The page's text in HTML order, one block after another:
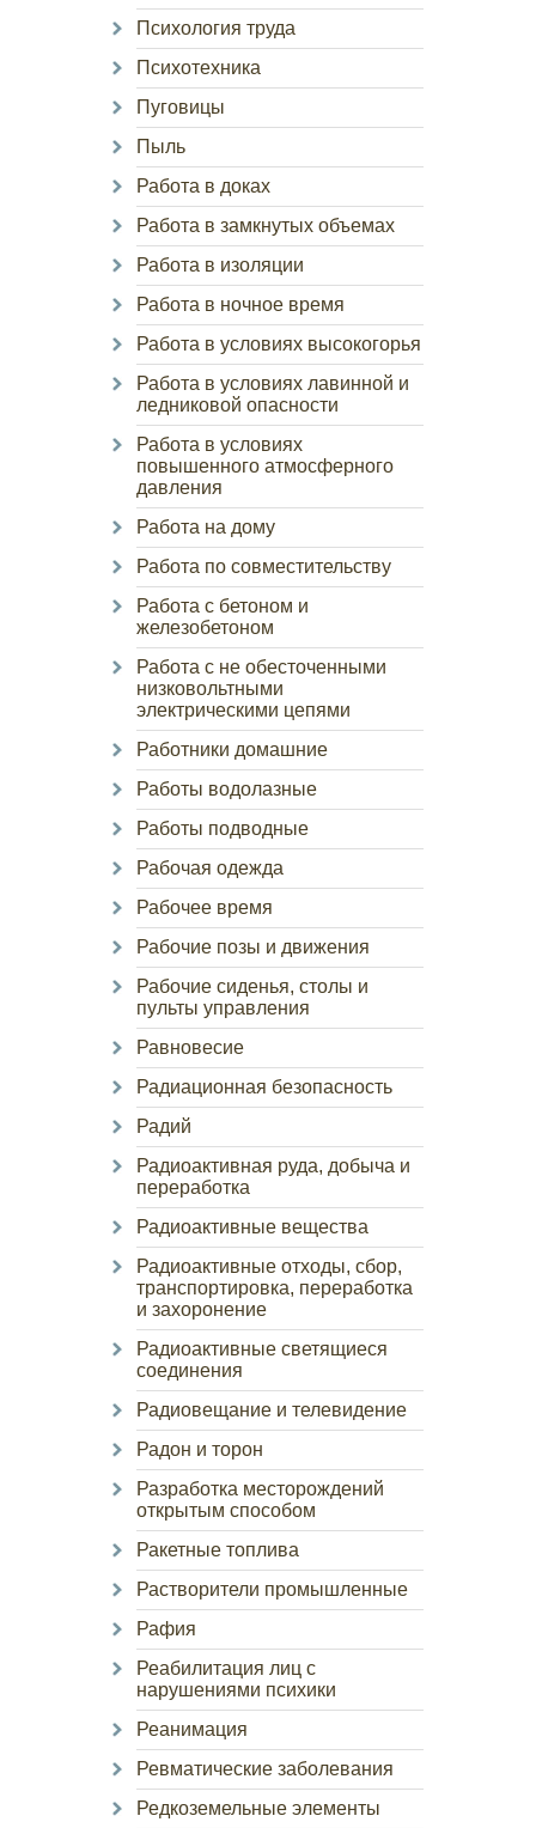
Психология труда
Психотехника
Пуговицы
Пыль
Работа в доках
Работа в замкнутых объемах
Работа в изоляции
Работа в ночное время
Работа в условиях высокогорья
Работа в условиях лавинной и
ледниковой опасности
Работа в условиях
повышенного атмосферного
давления
Работа на дому
Работа по совместительству
Работа с бетоном и
железобетоном
Работа с не обесточенными
низковольтными
электрическими цепями
Работники домашние
Работы водолазные
Работы подводные
Рабочая одежда
Рабочее время
Рабочие позы и движения
Рабочие сиденья, столы и
пульты управления
Равновесие
Радиационная безопасность
Радий
Радиоактивная руда, добыча и
переработка
Радиоактивные вещества
Радиоактивные отходы, сбор,
транспортировка, переработка
и захоронение
Радиоактивные светящиеся
соединения
Радиовещание и телевидение
Радон и торон
Разработка месторождений
открытым способом
Ракетные топлива
Растворители промышленные
Рафия
Реабилитация лиц с
нарушениями психики
Реанимация
Ревматические заболевания
Редкоземельные элементы